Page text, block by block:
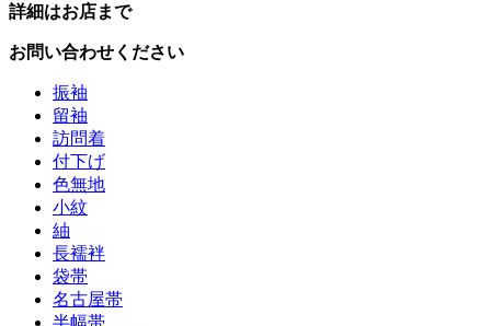
詳細はお店まで
お問い合わせください
振袖
留袖
訪問着
付下げ
色無地
小紋
紬
長襦袢
袋帯
名古屋帯
半幅帯